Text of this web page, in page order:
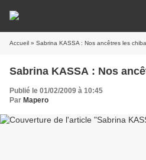
Accueil » Sabrina KASSA : Nos ancêtres les
Sabrina KASSA : Nos
Publié le 01/02/2009 à 10:45
Par Mapero